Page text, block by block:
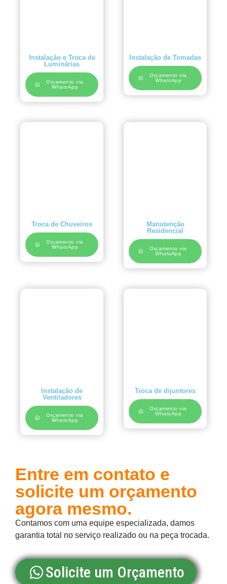
Instalação e Troca de
Luminárias
Orçamento via
WhatsApp
Instalação de Tomadas
Orçamento via
WhatsApp
Troca de Chuveiros
Orçamento via
WhatsApp
Manutenção
Residencial
Orçamento via
WhatsApp
Instalação de
Ventiladores
Orçamento via
WhatsApp
Troca de dijuntores
Orçamento via
WhatsApp
Entre em contato e
solicite um orçamento
agora mesmo.
Contamos com uma equipe especializada, damos
garantia total no serviço realizado ou na peça trocada.
Solicite um Orçamento